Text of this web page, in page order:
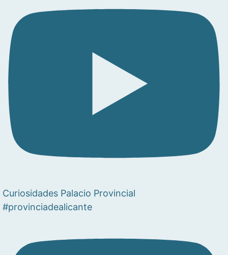
Curiosidades Palacio Provincial
#provinciadealicante